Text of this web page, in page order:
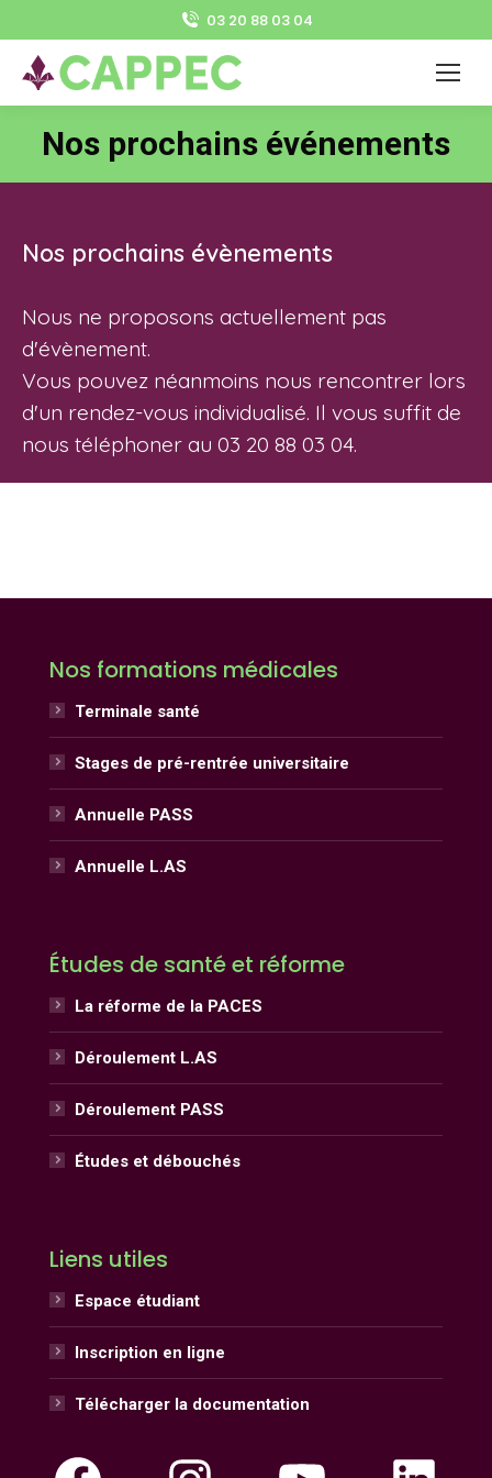
03 20 88 03 04
Nos prochains événements
Vous êtes ici :
Nos prochains évènements
Nous ne proposons actuellement pas
d'évènement.
Vous pouvez néanmoins nous rencontrer lors
d'un rendez-vous individualisé. Il vous suffit de
nous téléphoner au 03 20 88 03 04.
Nos formations médicales
Terminale santé
Stages de pré-rentrée universitaire
Annuelle PASS
Annuelle L.AS
Études de santé et réforme
La réforme de la PACES
Déroulement L.AS
Déroulement PASS
Études et débouchés
Liens utiles
Espace étudiant
Inscription en ligne
Télécharger la documentation
Facebook Instagram YouTube